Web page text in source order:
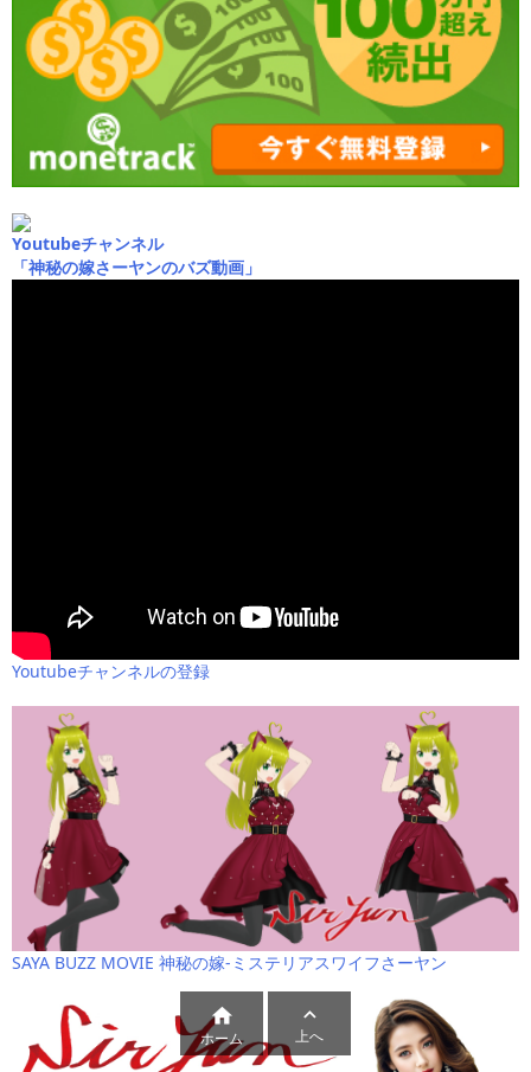
Youtubeチャンネル
「神秘の嫁さーヤンのバズ動画」
Youtubeチャンネルの登録
SAYA BUZZ MOVIE 神秘の嫁-ミステリアスワイフさーヤン

ホーム

上へ